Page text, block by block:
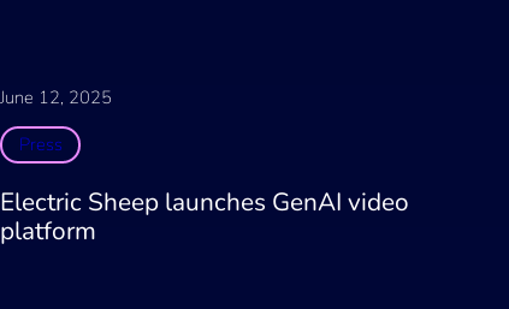
June 12, 2025
Press
Electric Sheep launches GenAI video
platform